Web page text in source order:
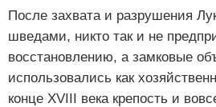
После захвата и разрушения
шведами, никто так и не
восстановлению, а замковые
использовались как
конце XVIII века крепость и